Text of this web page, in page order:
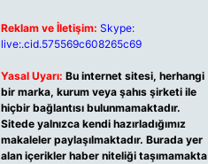
Reklam ve İletişim: Skype:
live:.cid.575569c608265c69
Yasal Uyarı: Bu internet sitesi, herhangi
bir marka, kurum veya şahıs şirketi ile
hiçbir bağlantısı bulunmamaktadır.
Sitede yalnızca kendi hazırladığımız
makaleler paylaşılmaktadır. Burada yer
alan içerikler haber niteliği taşımamakta